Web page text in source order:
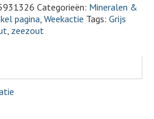
Categorieën: Mineralen &
pagina Weekactie Tags: Grijs
zeezout